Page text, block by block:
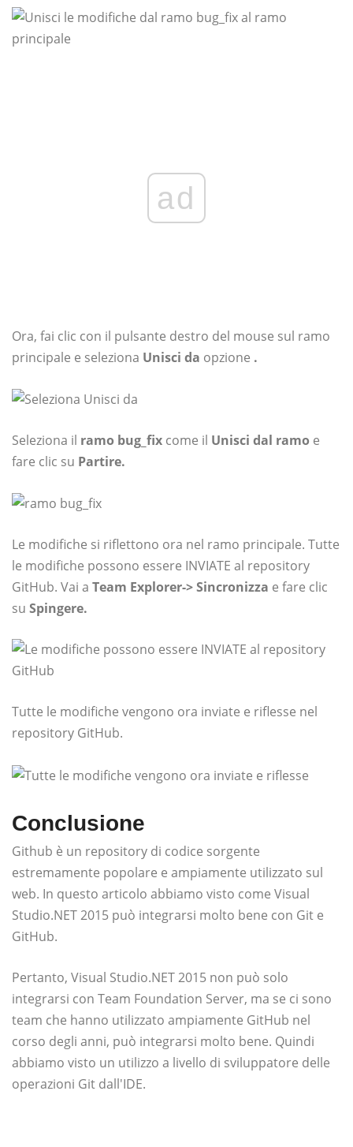
ad
Ora, fai clic con il pulsante destro del mouse sul ramo
principale e seleziona Unisci da opzione .
Seleziona il ramo bug_fix come il Unisci dal ramo e
fare clic su Partire.
Le modifiche si riflettono ora nel ramo principale. Tutte
le modifiche possono essere INVIATE al repository
GitHub. Vai a Team Explorer-> Sincronizza e fare clic
su Spingere.
Tutte le modifiche vengono ora inviate e riflesse nel
repository GitHub.
Conclusione
Github è un repository di codice sorgente
estremamente popolare e ampiamente utilizzato sul
web. In questo articolo abbiamo visto come Visual
Studio.NET 2015 può integrarsi molto bene con Git e
GitHub.
Pertanto, Visual Studio.NET 2015 non può solo
integrarsi con Team Foundation Server, ma se ci sono
team che hanno utilizzato ampiamente GitHub nel
corso degli anni, può integrarsi molto bene. Quindi
abbiamo visto un utilizzo a livello di sviluppatore delle
operazioni Git dall'IDE.